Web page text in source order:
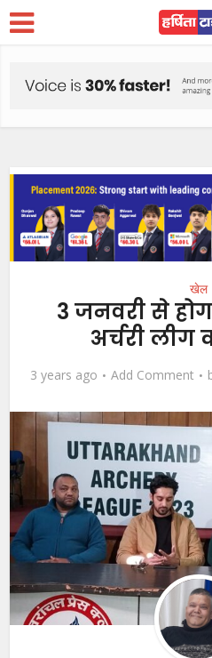
खेल
3 जनवरी से
अर्चरी लीग
3 years ago Add Comment